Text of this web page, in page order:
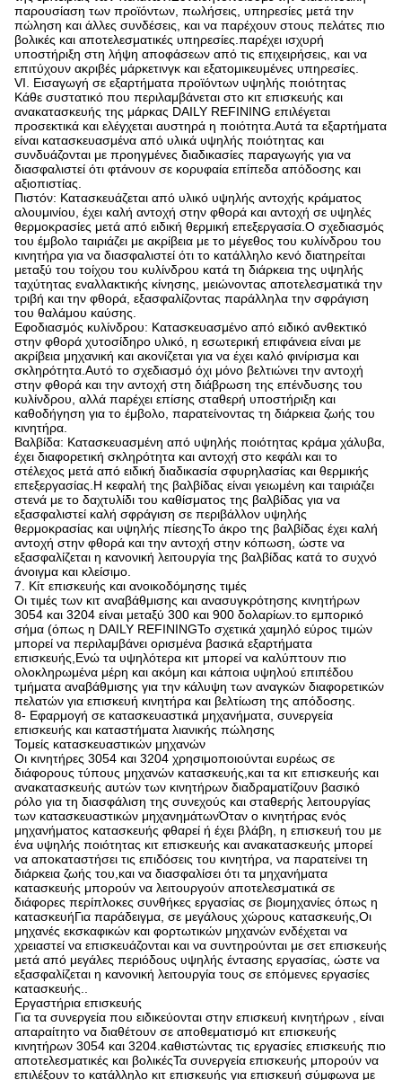
παρουσίαση των προϊόντων, πωλήσεις, υπηρεσίες μετά την
πώληση και άλλες συνδέσεις, και να παρέχουν στους πελάτες πιο
βολικές και αποτελεσματικές υπηρεσίες.παρέχει ισχυρή
υποστήριξη στη λήψη αποφάσεων από τις επιχειρήσεις, και να
επιτύχουν ακριβές μάρκετινγκ και εξατομικευμένες υπηρεσίες.
VI. Εισαγωγή σε εξαρτήματα προϊόντων υψηλής ποιότητας
Κάθε συστατικό που περιλαμβάνεται στο κιτ επισκευής και
ανακατασκευής της μάρκας DAILY REFINING επιλέγεται
προσεκτικά και ελέγχεται αυστηρά η ποιότητα.Αυτά τα εξαρτήματα
είναι κατασκευασμένα από υλικά υψηλής ποιότητας και
συνδυάζονται με προηγμένες διαδικασίες παραγωγής για να
διασφαλιστεί ότι φτάνουν σε κορυφαία επίπεδα απόδοσης και
αξιοπιστίας.
Πιστόν: Κατασκευάζεται από υλικό υψηλής αντοχής κράματος
αλουμινίου, έχει καλή αντοχή στην φθορά και αντοχή σε υψηλές
θερμοκρασίες μετά από ειδική θερμική επεξεργασία.Ο σχεδιασμός
του έμβολο ταιριάζει με ακρίβεια με το μέγεθος του κυλίνδρου του
κινητήρα για να διασφαλιστεί ότι το κατάλληλο κενό διατηρείται
μεταξύ του τοίχου του κυλίνδρου κατά τη διάρκεια της υψηλής
ταχύτητας εναλλακτικής κίνησης, μειώνοντας αποτελεσματικά την
τριβή και την φθορά, εξασφαλίζοντας παράλληλα την σφράγιση
του θαλάμου καύσης.
Εφοδιασμός κυλίνδρου: Κατασκευασμένο από ειδικό ανθεκτικό
στην φθορά χυτοσίδηρο υλικό, η εσωτερική επιφάνεια είναι με
ακρίβεια μηχανική και ακονίζεται για να έχει καλό φινίρισμα και
σκληρότητα.Αυτό το σχεδιασμό όχι μόνο βελτιώνει την αντοχή
στην φθορά και την αντοχή στη διάβρωση της επένδυσης του
κυλίνδρου, αλλά παρέχει επίσης σταθερή υποστήριξη και
καθοδήγηση για το έμβολο, παρατείνοντας τη διάρκεια ζωής του
κινητήρα.
Βαλβίδα: Κατασκευασμένη από υψηλής ποιότητας κράμα χάλυβα,
έχει διαφορετική σκληρότητα και αντοχή στο κεφάλι και το
στέλεχος μετά από ειδική διαδικασία σφυρηλασίας και θερμικής
επεξεργασίας.Η κεφαλή της βαλβίδας είναι γειωμένη και ταιριάζει
στενά με το δαχτυλίδι του καθίσματος της βαλβίδας για να
εξασφαλιστεί καλή σφράγιση σε περιβάλλον υψηλής
θερμοκρασίας και υψηλής πίεσηςΤο άκρο της βαλβίδας έχει καλή
αντοχή στην φθορά και την αντοχή στην κόπωση, ώστε να
εξασφαλίζεται η κανονική λειτουργία της βαλβίδας κατά το συχνό
άνοιγμα και κλείσιμο.
7. Κίτ επισκευής και ανοικοδόμησης τιμές
Οι τιμές των κιτ αναβάθμισης και ανασυγκρότησης κινητήρων
3054 και 3204 είναι μεταξύ 300 και 900 δολαρίων.το εμπορικό
σήμα (όπως η DAILY REFININGΤο σχετικά χαμηλό εύρος τιμών
μπορεί να περιλαμβάνει ορισμένα βασικά εξαρτήματα
επισκευής,Ενώ τα υψηλότερα κιτ μπορεί να καλύπτουν πιο
ολοκληρωμένα μέρη και ακόμη και κάποια υψηλού επιπέδου
τμήματα αναβάθμισης για την κάλυψη των αναγκών διαφορετικών
πελατών για επισκευή κινητήρα και βελτίωση της απόδοσης.
8- Εφαρμογή σε κατασκευαστικά μηχανήματα, συνεργεία
επισκευής και καταστήματα λιανικής πώλησης
Τομείς κατασκευαστικών μηχανών
Οι κινητήρες 3054 και 3204 χρησιμοποιούνται ευρέως σε
διάφορους τύπους μηχανών κατασκευής,και τα κιτ επισκευής και
ανακατασκευής αυτών των κινητήρων διαδραματίζουν βασικό
ρόλο για τη διασφάλιση της συνεχούς και σταθερής λειτουργίας
των κατασκευαστικών μηχανημάτωνΌταν ο κινητήρας ενός
μηχανήματος κατασκευής φθαρεί ή έχει βλάβη, η επισκευή του με
ένα υψηλής ποιότητας κιτ επισκευής και ανακατασκευής μπορεί
να αποκαταστήσει τις επιδόσεις του κινητήρα, να παρατείνει τη
διάρκεια ζωής του,και να διασφαλίσει ότι τα μηχανήματα
κατασκευής μπορούν να λειτουργούν αποτελεσματικά σε
διάφορες περίπλοκες συνθήκες εργασίας σε βιομηχανίες όπως η
κατασκευήΓια παράδειγμα, σε μεγάλους χώρους κατασκευής,Οι
μηχανές εκσκαφικών και φορτωτικών μηχανών ενδέχεται να
χρειαστεί να επισκευάζονται και να συντηρούνται με σετ επισκευής
μετά από μεγάλες περιόδους υψηλής έντασης εργασίας, ώστε να
εξασφαλίζεται η κανονική λειτουργία τους σε επόμενες εργασίες
κατασκευής..
Εργαστήρια επισκευής
Για τα συνεργεία που ειδικεύονται στην επισκευή κινητήρων , είναι
απαραίτητο να διαθέτουν σε αποθεματισμό κιτ επισκευής
κινητήρων 3054 και 3204.καθιστώντας τις εργασίες επισκευής πιο
αποτελεσματικές και βολικέςΤα συνεργεία επισκευής μπορούν να
επιλέξουν το κατάλληλο κιτ επισκευής για επισκευή σύμφωνα με